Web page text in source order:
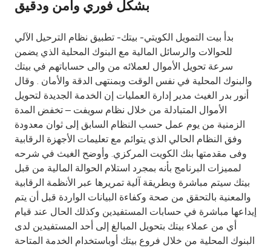
Tools & Services
After Sales Services
Contact us
Branch & ATM locator
Germany
Malaysia
Turkey
بشكل فوري وامن ودقيق
بدأ بيت التمويل الكويتي- بيتك- تطبيق نظام الترحيل الآلي
للحوالات والرسائل المالية مع البنوك المحلية الذي يضمن
سرعة تحويل الأموال لعملائه من والى حساباتهم في بيتك
والبنوك المحلية في نفس الوقت وبمنتهى الدقة والأمان . وقال
أنور بدر الغيث مدير إدارة العمليات إن الخدمة الجديدة لتحويل
الأموال المتبادلة من خلال نظام سويفت – تخفض المدة
الزمنية من يوم عمل حسب النظام السابق إلى ثوان معدودة
وفق النظام الحالي الذي يتوائم مع تعليمات الأجهزة الرقابية
وفى مقدمتها بنك الكويت المركزي. وأوضح الغيث في شرحه
لمميزات البرنامج بأنه بمجرد استلام الحوالة المالية من قبل
بيتك سيتم مباشرة وبطريقة آلية تمريرها عبر الأنظمة الرقابية
والمعنية بالتحقق من صحة وكفاءة البيانات الواردة قبل أن يتم
إيداعها مباشرة في حسابات المستفيدين وكذلك الحال عند قيام
أي من عملاء بيتك بتحويل المبالغ إلى أحد المستفيدين لدى
البنوك المحلية من خلال فروع بيتك أوباستخدام الخدمة المتاحة